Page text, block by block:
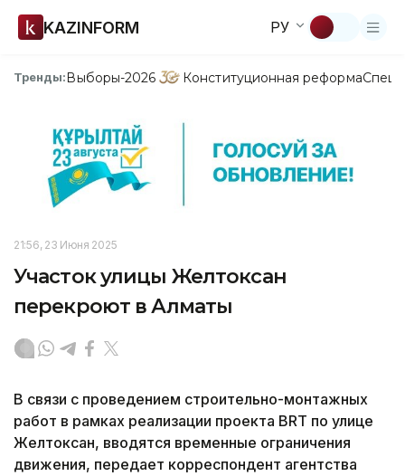
KAZINFORM РУ
Тренды:Выборы-2026 Конституционная реформа
21:56, 23 Июня 2025
Участок улицы Желтоксан
перекроют в Алматы
В связи с проведением строительно-монтажных
работ в рамках реализации проекта BRT по улице
Желтоксан, вводятся временные ограничения
движения, передает корреспондент агентства